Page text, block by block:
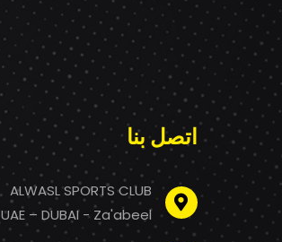
اتصل بنا
ALWASL SPORTS CLUB
UAE – DUBAI - Za'abeel